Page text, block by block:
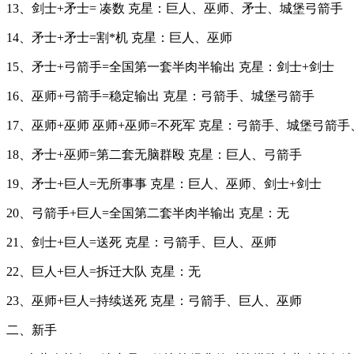
13、剑士+矛士= 凑数 克星：巨人、巫师、矛士、城堡弓箭手
14、矛士+矛士=割*机 克星：巨人、巫师
15、矛士+弓箭手=全国第一套半肉半输出 克星：剑士+剑士
16、巫师+弓箭手=稳定输出 克星：弓箭手、城堡弓箭手
17、巫师+巫师 巫师+巫师=不死军 克星：弓箭手、城堡弓箭手
18、矛士+巫师=第二套无脑群殴 克星：巨人、弓箭手
19、矛士+巨人=无所事事 克星：巨人、巫师、剑士+剑士
20、弓箭手+巨人=全国第二套半肉半输出 克星：无
21、剑士+巨人=送死 克星：弓箭手、巨人、巫师
22、巨人+巨人=拆迁大队 克星：无
23、巫师+巨人=持续送死 克星：弓箭手、巨人、巫师
二、新手